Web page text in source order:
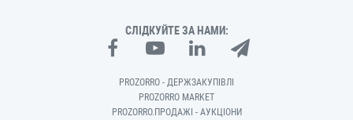
СЛІДКУЙТЕ ЗА НАМИ:
PROZORRO - ДЕРЖЗАКУПІВЛІ
PROZORRO MARKET
PROZORRO.ПРОДАЖІ - АУКЦІОНИ